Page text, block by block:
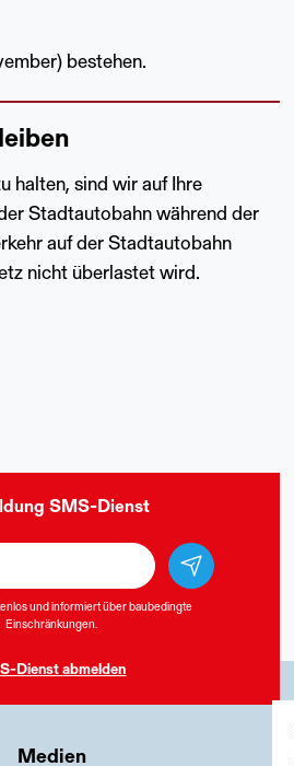
bestehen.
halten, sind wir auf Ihre
Stadtautobahn während der
auf der Stadtautobahn
nicht überlastet wird.
SMS-Dienst
und informiert über baubedingte
Einschränkungen.
Dienstabmelden
Medien